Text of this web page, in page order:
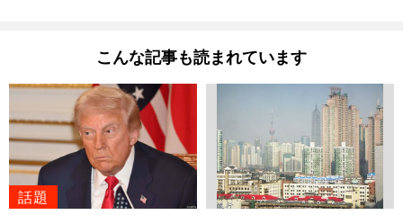
こんな記事も読まれています
話題